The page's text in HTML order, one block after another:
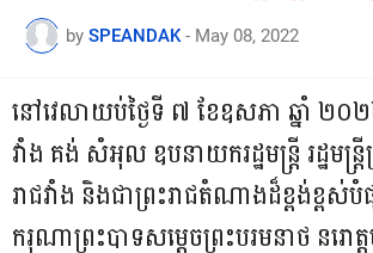
ករុណាព្រះបាទសម្ដេចព្រះបរមន
នរោត្តម សីហមុនី ព្រះមហាក្សត្
ព្រះរាជាណាចក្រកម្ពុជា បា
ព្រះរាជក្រឹត្យរបស់ព្រះករុណា
ព្រះមហាក្សត្រ ===
by SPEANDAK - May 08, 2022
នៅវេលាយប់ថ្ងៃទី ៧ ខែឧសភា ឆ្នាំ ២០២
វាំង គង់ សំអុល ឧបនាយករដ្ឋមន្ត្រី រដ្ឋមន្ត្
រាជវាំង និងជាព្រះរាជតំណាងដ៏ខ្ពង់ខ្ពស់
ករុណាព្រះបាទសម្ដេចព្រះបរមនាថ នរោ